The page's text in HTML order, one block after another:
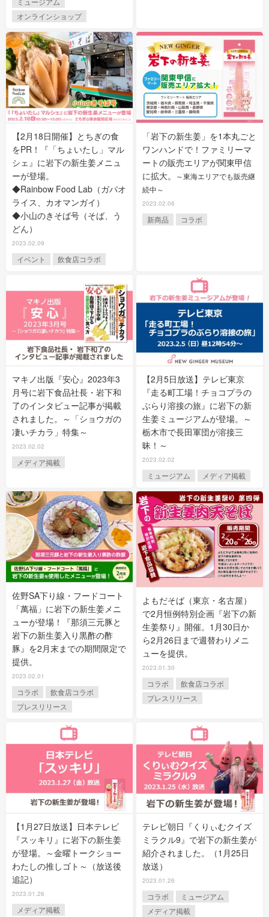
オンラインショップ
【2月18日開催】とちぎの食
をPR！『「ちょいたし」マル
シェ』に岩下の新生姜メニュ
ーが登場。
◆Rainbow Food Lab（ガパオ
ライス、カオマンガイ）
◆小山のきそば号（そば、う
どん）
2023.02.09
イベント 飲食店コラボ
「岩下の新生姜」を1本丸ごと
ワンハンドで！ファミリーマ
ートの販売エリアが関東甲信
に拡大。
～東海エリアでも販売継
続中～
2023.02.06
新商品 コラボ
マキノ出版『安心』2023年3
月号に岩下食品社長・岩下和
了のインタビュー記事が掲載
されました。～「ショウガの
凄いチカラ」特集～
2023.02.02
メディア掲載
【2月5日放送】テレビ東京
『走る町工場！チョコプラの
ぶらり溶接の旅』に岩下の新
生姜ミュージアムが登場。～
栃木市で長田軍団が溶接三
昧！～
2023.02.02
ミュージアム メディア掲載
佐野SA下り線・フードコート
「萬福」に岩下の新生姜メニ
ューが登場！『那須三元豚と
岩下の新生姜入り黒酢の酢
豚』を2月末までの期間限定で
提供。
2023.02.01
コラボ
飲食店コラボ
プレスリリース
よもだそば（東京・名古屋）
で2月恒例特別企画『岩下の新
生姜祭り』開催。1月30日か
ら2月26日まで週替わりメニ
ューを提供。
2023.01.30
コラボ
飲食店コラボ
プレスリリース
【1月27日放送】日本テレビ
『スッキリ』に岩下の新生姜
が登場。～金曜トークショー
わたしの推しゴト～（放送後
追記）
2023.01.26
メディア掲載
テレビ朝日『くりぃむクイズ
ミラクル9』で岩下の新生姜が
紹介されました。（1月25日
放送）
2023.01.26
コラボ
ミュージアム
メディア掲載